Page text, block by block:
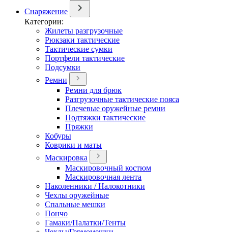
Снаряжение
Категории:
Жилеты разгрузочные
Рюкзаки тактические
Тактические сумки
Портфели тактические
Подсумки
Ремни
Ремни для брюк
Разгрузочные тактические пояса
Плечевые оружейные ремни
Подтяжки тактические
Пряжки
Кобуры
Коврики и маты
Маскировка
Маскировочный костюм
Маскировочная лента
Наколенники / Налокотники
Чехлы оружейные
Спальные мешки
Пончо
Гамаки/Палатки/Тенты